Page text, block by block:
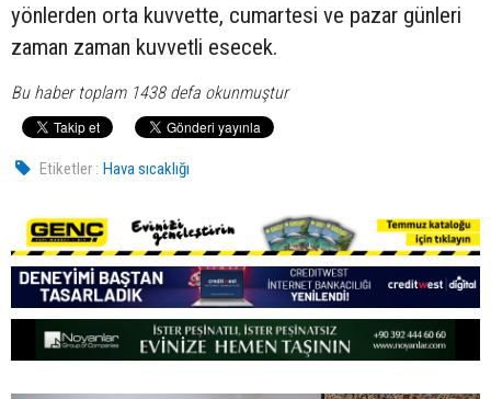
yönlerden orta kuvvette, cumartesi ve pazar günleri
zaman zaman kuvvetli esecek.
Bu haber toplam 1438 defa okunmuştur
Etiketler : Hava sıcaklığı